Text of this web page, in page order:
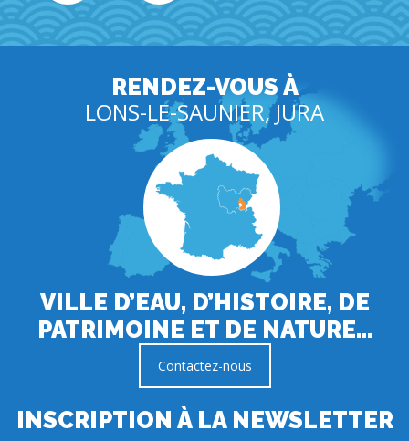
RENDEZ-VOUS À
LONS-LE-SAUNIER, JURA
VILLE D’EAU, D’HISTOIRE, DE
PATRIMOINE ET DE NATURE…
Contactez-nous
INSCRIPTION À LA NEWSLETTER